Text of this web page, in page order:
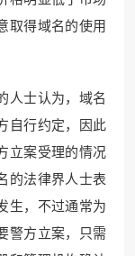
取得域名的使用
人士认为，域名
自行约定，因此
立案受理的情况
的法律界人士表
生，不过通常为
警方立案，只需